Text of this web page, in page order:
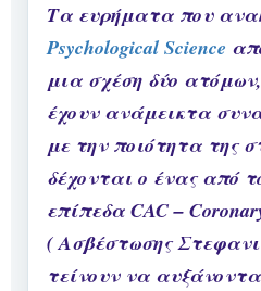
Τα ευρήματα που
Psychological Science
μια σχέση δύο
έχουν ανάμεικτα
με την ποιότητα της
δέχονται ο ένας από
επίπεδα CAC –
( Ασβέστωσης
τείνουν να